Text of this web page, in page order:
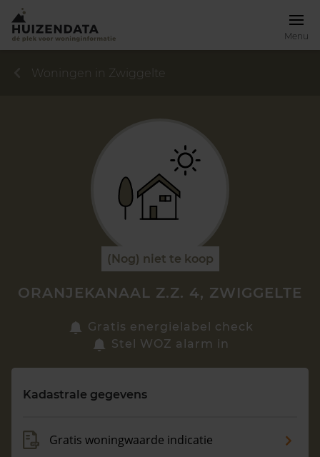
Menu
Zoek een woning
Maandag t/m vrijdag - 08:00 -18:00
Woningen in Zwiggelte
(Nog) niet te koop
ORANJEKANAAL Z.Z. 4, ZWIGGELTE
Gratis energielabel check
Stel WOZ alarm in
Kadastrale gegevens
Gratis woningwaarde indicatie